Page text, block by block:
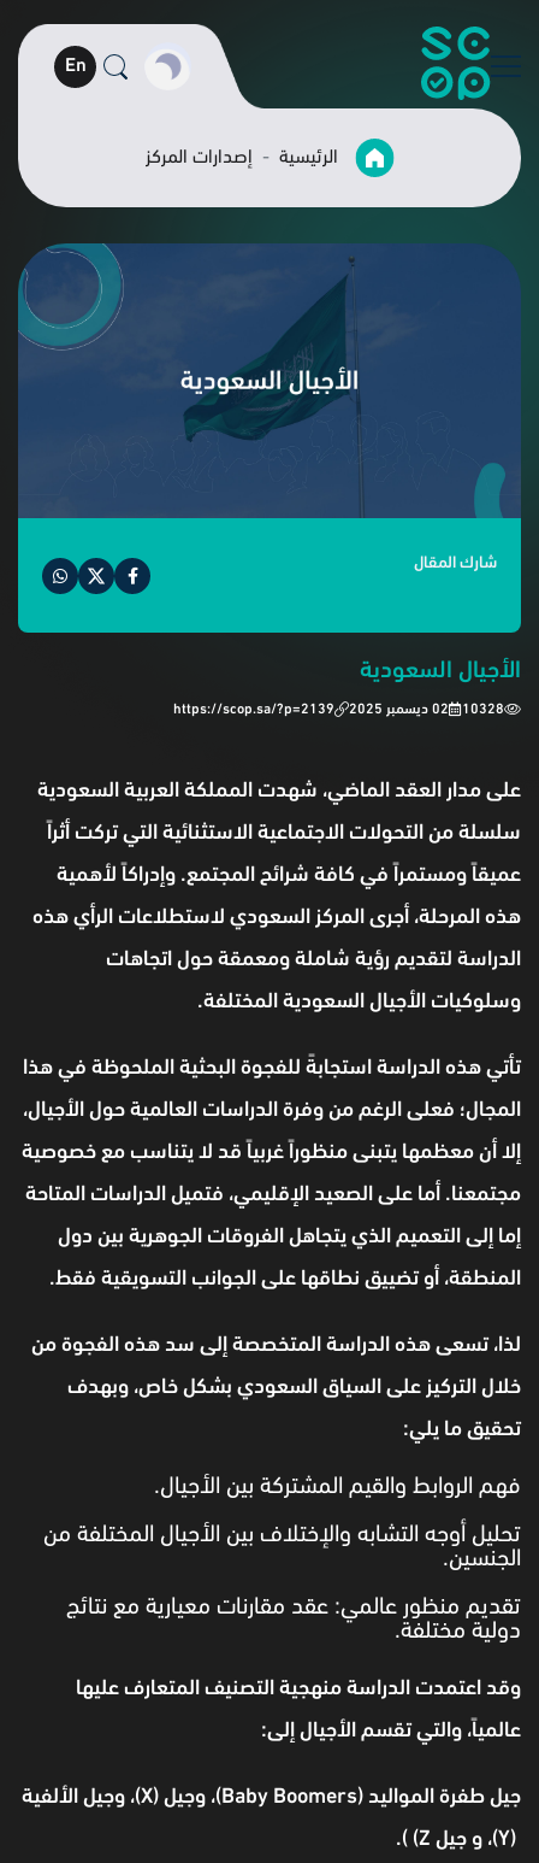
En
الرئيسية إصدارات المركز
شارك المقال
الأجيال السعودية
10328 02 ديسمبر 2025 https://scop.sa/?p=2139
على مدار العقد الماضي، شهدت المملكة العربية السعودية
سلسلة من التحولات الاجتماعية الاستثنائية التي تركت أثراً
عميقاً ومستمراً في كافة شرائح المجتمع. وإدراكاً لأهمية
هذه المرحلة، أجرى المركز السعودي لاستطلاعات الرأي هذه
الدراسة لتقديم رؤية شاملة ومعمقة حول اتجاهات
وسلوكيات الأجيال السعودية المختلفة.
تأتي هذه الدراسة استجابةً للفجوة البحثية الملحوظة في هذا
المجال؛ فعلى الرغم من وفرة الدراسات العالمية حول الأجيال،
إلا أن معظمها يتبنى منظوراً غربياً قد لا يتناسب مع خصوصية
مجتمعنا. أما على الصعيد الإقليمي، فتميل الدراسات المتاحة
إما إلى التعميم الذي يتجاهل الفروقات الجوهرية بين دول
المنطقة، أو تضييق نطاقها على الجوانب التسويقية فقط.
لذا، تسعى هذه الدراسة المتخصصة إلى سد هذه الفجوة من
خلال التركيز على السياق السعودي بشكل خاص، وبهدف
تحقيق ما يلي:
فهم الروابط والقيم المشتركة بين الأجيال.
تحليل أوجه التشابه والإختلاف بين الأجيال المختلفة من
الجنسين.
تقديم منظور عالمي: عقد مقارنات معيارية مع نتائج
دولية مختلفة.
وقد اعتمدت الدراسة منهجية التصنيف المتعارف عليها
عالمياً، والتي تقسم الأجيال إلى:
جيل طفرة المواليد (Baby Boomers)، وجيل (X)، وجيل الألفية
(Y)، و جيل Z) ).